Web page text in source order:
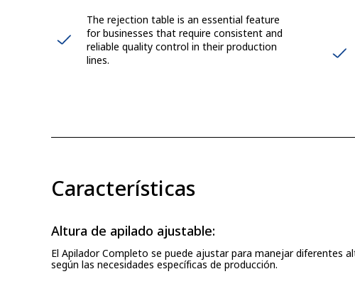
The rejection table is an essential feature
for businesses that require consistent and
reliable quality control in their production
lines.
Características
Altura de apilado ajustable:
El Apilador Completo se puede ajustar para manejar diferentes
según las necesidades específicas de producción.